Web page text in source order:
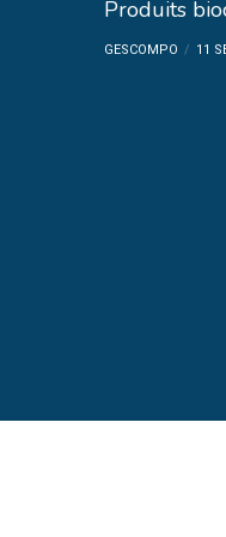
Produits
GESCOMPO 11